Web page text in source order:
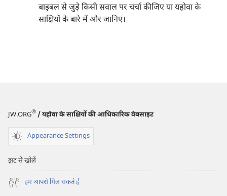
बाइबल से जुड़े किसी सवाल पर चर्चा कीजिए या यहोवा के
साक्षियों के बारे में और जानिए।
JW.ORG® / यहोवा के साक्षियों की आधिकारिक वेबसाइट
Appearance Settings
झट से खोलें
हम आपसे मिल सकते हैं